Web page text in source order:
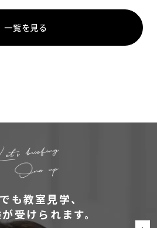
一覧を見る
も教室見学、
受けられます。